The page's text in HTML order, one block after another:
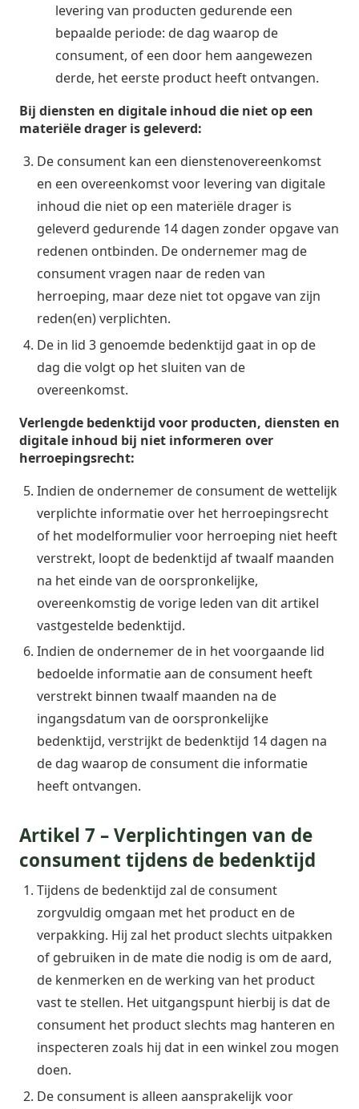
levering van producten gedurende een
bepaalde periode: de dag waarop de
consument, of een door hem aangewezen
derde, het eerste product heeft ontvangen.
Bij diensten en digitale inhoud die niet op een
materiële drager is geleverd:
De consument kan een dienstenovereenkomst
en een overeenkomst voor levering van digitale
inhoud die niet op een materiële drager is
geleverd gedurende 14 dagen zonder opgave van
redenen ontbinden. De ondernemer mag de
consument vragen naar de reden van
herroeping, maar deze niet tot opgave van zijn
reden(en) verplichten.
De in lid 3 genoemde bedenktijd gaat in op de
dag die volgt op het sluiten van de
overeenkomst.
Verlengde bedenktijd voor producten, diensten en
digitale inhoud bij niet informeren over
herroepingsrecht:
Indien de ondernemer de consument de wettelijk
verplichte informatie over het herroepingsrecht
of het modelformulier voor herroeping niet heeft
verstrekt, loopt de bedenktijd af twaalf maanden
na het einde van de oorspronkelijke,
overeenkomstig de vorige leden van dit artikel
vastgestelde bedenktijd.
Indien de ondernemer de in het voorgaande lid
bedoelde informatie aan de consument heeft
verstrekt binnen twaalf maanden na de
ingangsdatum van de oorspronkelijke
bedenktijd, verstrijkt de bedenktijd 14 dagen na
de dag waarop de consument die informatie
heeft ontvangen.
Artikel 7 – Verplichtingen van de
consument tijdens de bedenktijd
Tijdens de bedenktijd zal de consument
zorgvuldig omgaan met het product en de
verpakking. Hij zal het product slechts uitpakken
of gebruiken in de mate die nodig is om de aard,
de kenmerken en de werking van het product
vast te stellen. Het uitgangspunt hierbij is dat de
consument het product slechts mag hanteren en
inspecteren zoals hij dat in een winkel zou mogen
doen.
De consument is alleen aansprakelijk voor